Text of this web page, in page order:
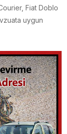
Fiat Doblo
uygun